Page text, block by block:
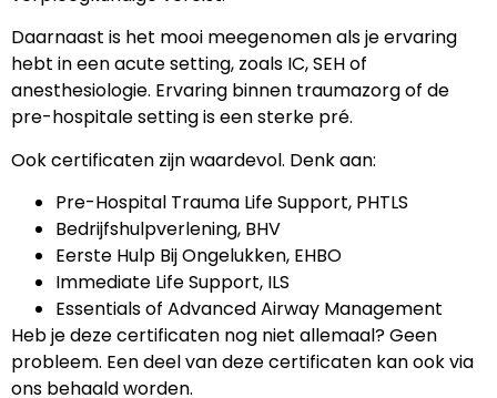
Daarnaast is het mooi meegenomen als je ervaring
hebt in een acute setting, zoals IC, SEH of
anesthesiologie. Ervaring binnen traumazorg of de
pre-hospitale setting is een sterke pré.
Ook certificaten zijn waardevol. Denk aan:
Pre-Hospital Trauma Life Support, PHTLS
Bedrijfshulpverlening, BHV
Eerste Hulp Bij Ongelukken, EHBO
Immediate Life Support, ILS
Essentials of Advanced Airway Management
Heb je deze certificaten nog niet allemaal? Geen
probleem. Een deel van deze certificaten kan ook via
ons behaald worden.